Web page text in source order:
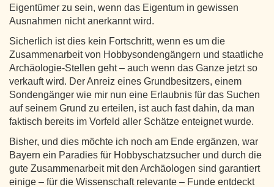
Eigentümer zu sein, wenn das Eigentum in gewissen
Ausnahmen nicht anerkannt wird.
Sicherlich ist dies kein Fortschritt, wenn es um die
Zusammenarbeit von Hobbysondengängern und staatliche
Archäologie-Stellen geht – auch wenn das Ganze jetzt so
verkauft wird. Der Anreiz eines Grundbesitzers, einem
Sondengänger wie mir nun eine Erlaubnis für das Suchen
auf seinem Grund zu erteilen, ist auch fast dahin, da man
faktisch bereits im Vorfeld aller Schätze enteignet wurde.
Bisher, und dies möchte ich noch am Ende ergänzen, war
Bayern ein Paradies für Hobbyschatzsucher und durch die
gute Zusammenarbeit mit den Archäologen sind garantiert
einige – für die Wissenschaft relevante – Funde entdeckt